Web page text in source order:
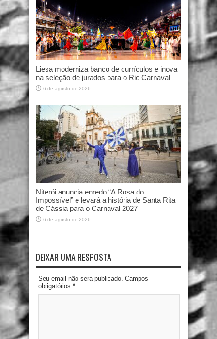
Liesa moderniza banco de currículos e inova
na seleção de jurados para o Rio Carnaval
6 de agosto de 2026
Niterói anuncia enredo “A Rosa do
Impossível” e levará a história de Santa Rita
de Cássia para o Carnaval 2027
6 de agosto de 2026
DEIXAR UMA RESPOSTA
Seu email não sera publicado. Campos
obrigatórios *